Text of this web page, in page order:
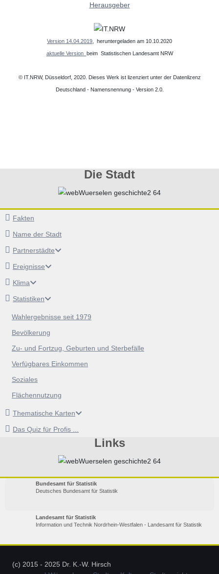
Die Stadt
Fakten
Name der Stadt
Partnerstädte
Ereignisse
Klima
Statistiken
Wahlergebnisse seit 1979
Bevölkerung
Zu- und Fortzug, Geburten und Sterbefälle
Verfügbares Einkommen
Soziales
Flächennutzung
Thematische Karten
Das Quiz für Profis ...
Links
Bundesamt für Statistik
Deutsches Bundesamt für Statistik
Landesamt für Statistik
Information und Technik Nordrhein-Westfalen - Landesamt für Statistik
Herausgeber
Version 14.04.2019 , heruntergeladen am 10.10.2020
aktuelle Version beim Statistischen Landesamt NRW
© IT.NRW, Düsseldorf, 2020. Dieses Werk ist lizenziert unter der Datenlizenz
Deutschland - Namensnennung - Version 2.0.
(c) 2015 - 2025 Dr. K.-W. Hirsch